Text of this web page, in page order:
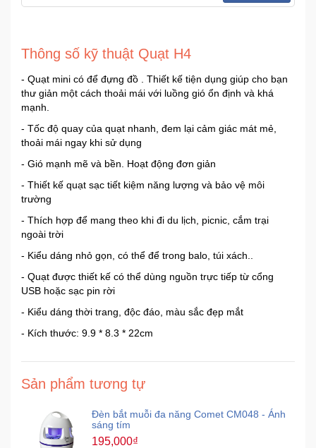
Thông số kỹ thuật Quạt H4
- Quạt mini có để đựng đồ . Thiết kế tiện dụng giúp cho bạn
thư giản một cách thoải mái với luồng gió ổn định và khá
mạnh.
- Tốc độ quay của quạt nhanh, đem lại cảm giác mát mẻ,
thoải mái ngay khi sử dụng
- Gió mạnh mẽ và bền. Hoạt động đơn giản
- Thiết kế quạt sạc tiết kiệm năng lượng và bảo vệ môi
trường
- Thích hợp để mang theo khi đi du lịch, picnic, cắm trại
ngoài trời
- Kiểu dáng nhỏ gọn, có thể để trong balo, túi xách..
- Quạt được thiết kế có thể dùng nguồn trực tiếp từ cổng
USB hoặc sạc pin rời
- Kiểu dáng thời trang, độc đáo, màu sắc đẹp mắt
- Kích thước: 9.9 * 8.3 * 22cm
Sản phẩm tương tự
Đèn bắt muỗi đa năng Comet CM048 - Ánh
sáng tím
195,000₫